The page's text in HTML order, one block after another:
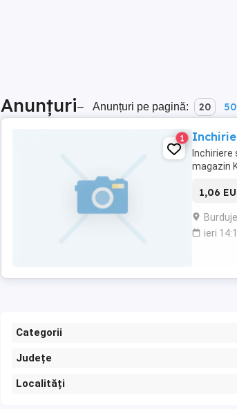
Anunțuri– Anunțuri pe pagină: 20 50
1
magazin
1,06
ieri
Categorii
Județe
Localități